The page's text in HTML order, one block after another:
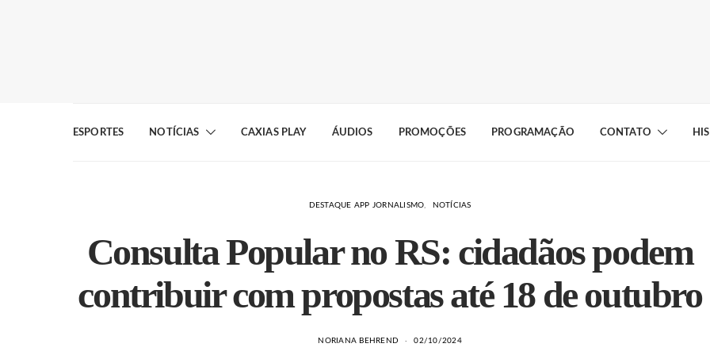
ESPORTES NOTÍCIAS CAXIAS PLAY ÁUDIOS PROMOÇÕES PROGRAMAÇÃO CONTATO
DESTAQUE APP JORNALISMO NOTÍCIAS
Consulta Popular no RS: cidadãos podem
contribuir com propostas até 18 de outubro
NORIANA BEHREND 02/10/2024